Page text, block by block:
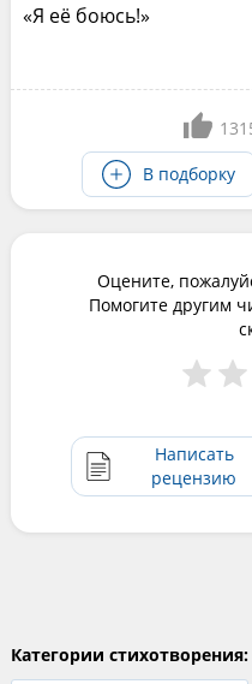
«Я её боюсь!»
В подборку
Оцените,
Помогите другим
Написать
рецензию
Категории стихотворения: